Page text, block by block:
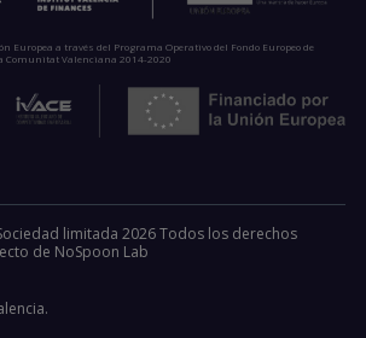
Europea a través del Programa Operativo del Fondo Europeo de
Comunitat Valenciana 2014-2020
limitada 2026 Todos los derechos
de NoSpoon Lab